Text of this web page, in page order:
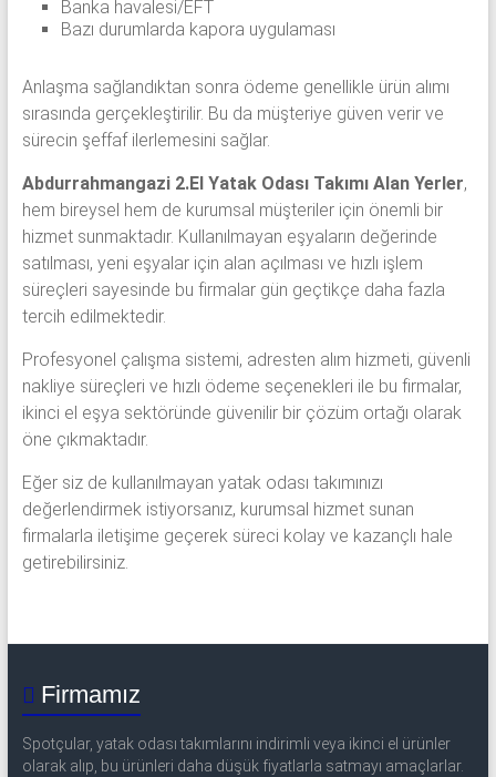
Banka havalesi/EFT
Bazı durumlarda kapora uygulaması
Anlaşma sağlandıktan sonra ödeme genellikle ürün alımı
sırasında gerçekleştirilir. Bu da müşteriye güven verir ve
sürecin şeffaf ilerlemesini sağlar.
Abdurrahmangazi 2.El Yatak Odası Takımı Alan Yerler,
hem bireysel hem de kurumsal müşteriler için önemli bir
hizmet sunmaktadır. Kullanılmayan eşyaların değerinde
satılması, yeni eşyalar için alan açılması ve hızlı işlem
süreçleri sayesinde bu firmalar gün geçtikçe daha fazla
tercih edilmektedir.
Profesyonel çalışma sistemi, adresten alım hizmeti, güvenli
nakliye süreçleri ve hızlı ödeme seçenekleri ile bu firmalar,
ikinci el eşya sektöründe güvenilir bir çözüm ortağı olarak
öne çıkmaktadır.
Eğer siz de kullanılmayan yatak odası takımınızı
değerlendirmek istiyorsanız, kurumsal hizmet sunan
firmalarla iletişime geçerek süreci kolay ve kazançlı hale
getirebilirsiniz.
Firmamız
Spotçular, yatak odası takımlarını indirimli veya ikinci el ürünler
olarak alıp, bu ürünleri daha düşük fiyatlarla satmayı amaçlarlar.